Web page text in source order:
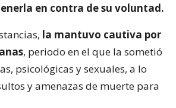
en contra de su voluntad.
la mantuvo cautiva por
, periodo en el que la sometió
psicológicas y sexuales, a lo
y amenazas de muerte para